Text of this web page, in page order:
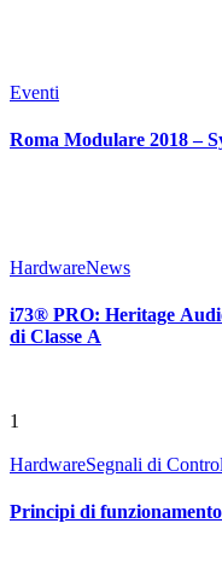
Eventi
HardwareNews
i73® PRO: Heritage
di Classe A
1
HardwareSegnali di
Principi di